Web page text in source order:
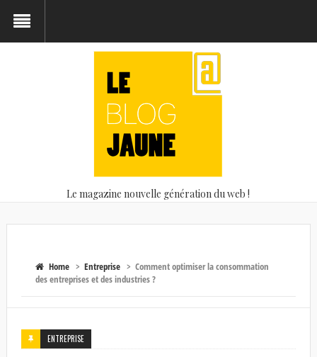
Le magazine nouvelle génération du web !
Home> Entreprise> Comment optimiser la consommation
des entreprises et des industries ?
ENTREPRISE